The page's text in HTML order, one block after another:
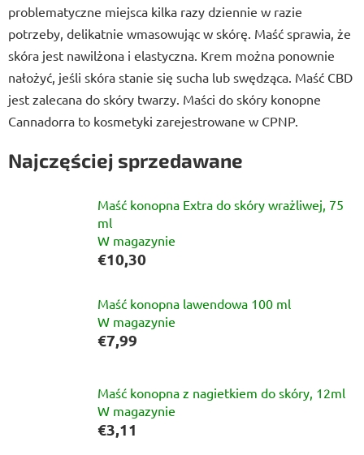
problematyczne miejsca kilka razy dziennie w razie
potrzeby, delikatnie wmasowując w skórę. Maść sprawia, że
skóra jest nawilżona i elastyczna. Krem można ponownie
nałożyć, jeśli skóra stanie się sucha lub swędząca. Maść CBD
jest zalecana do skóry twarzy. Maści do skóry konopne
Cannadorra to kosmetyki zarejestrowane w CPNP.
Najczęściej sprzedawane
Maść konopna Extra do skóry wrażliwej, 75
ml
W magazynie
€10,30
Maść konopna lawendowa 100 ml
W magazynie
€7,99
Maść konopna z nagietkiem do skóry, 12ml
W magazynie
€3,11